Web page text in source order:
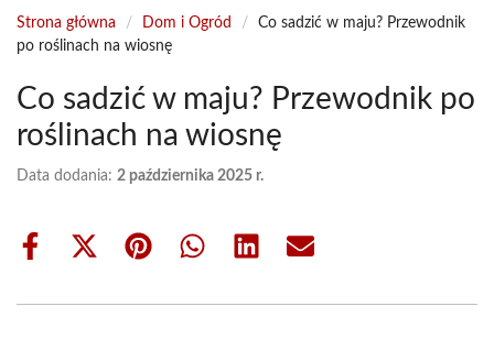
Strona główna / Dom i Ogród /
Co sadzić w maju? Przewodnik
po roślinach na wiosnę
Co sadzić w maju? Przewodnik po
roślinach na wiosnę
Data dodania: 2 października 2025 r.
Share
Share
(Twitter)
Share Share Share Share